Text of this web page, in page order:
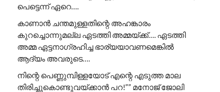
പെട്ടെന്ന് ഏറെ….
കാണാൻ ചന്തമുള്ളതിന്റെ അഹങ്കാരം
കുറച്ചൊന്നുമല്ല ഏടത്തി അമ്മയ്ക്ക്…. ഏടത്തി
അമ്മ ഏട്ടനാഗ്രഹിച്ച ഭാര്യയാവണമെങ്കിൽ
ആദ്യം അവരുടെ….
നിന്റെ പെണ്ണുമ്പിള്ളയോട് എന്റെ എടുത്ത മാല
തിരിച്ചുകൊണ്ടുവയ്ക്കാൻ പറ!”” ​മനോജ് ജോലി